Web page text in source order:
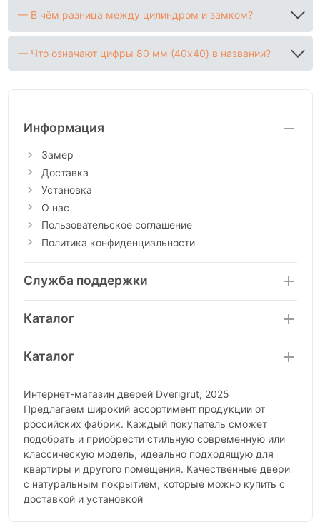
— В чём разница между цилиндром и замком?
— Что означают цифры 80 мм (40x40) в названии?
Информация
Замер
Доставка
Установка
О нас
Пользовательское соглашение
Политика конфиденциальности
Служба поддержки
Каталог
Каталог
Интернет-магазин дверей Dverigrut, 2025
Предлагаем широкий ассортимент продукции от
российских фабрик. Каждый покупатель сможет
подобрать и приобрести стильную современную или
классическую модель, идеально подходящую для
квартиры и другого помещения. Качественные двери
с натуральным покрытием, которые можно купить с
доставкой и установкой